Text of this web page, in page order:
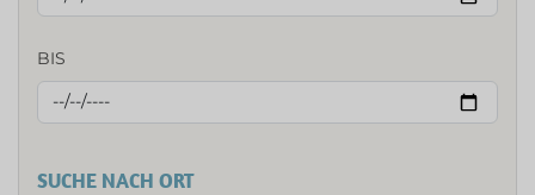
BIS
SUCHE NACH ORT